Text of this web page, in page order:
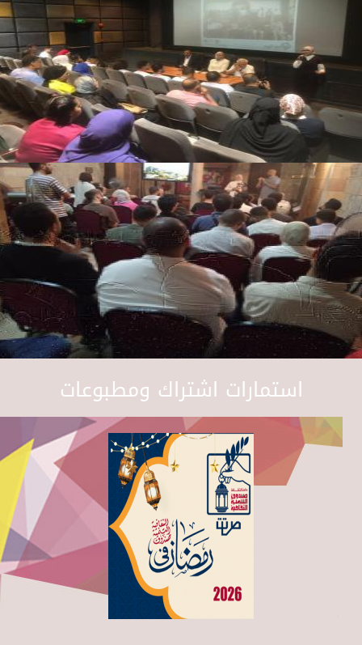
استمارات اشتراك ومطبوعات